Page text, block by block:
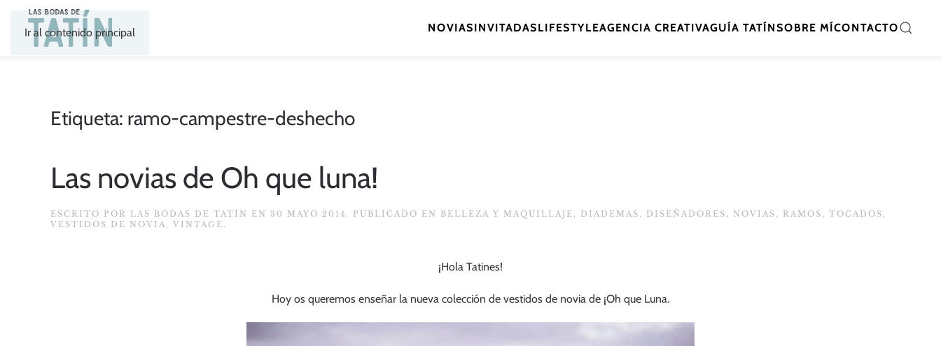
Ir al contenido principal NOVIASINVITADASLIFESTYLEAGENCIA CREATIVAGUÍA TATÍNSOBRE MÍCONTACTO
Etiqueta: ramo-campestre-deshecho
Las novias de Oh que luna!
ESCRITO POR LAS BODAS DE TATÍN EN 30 MAYO 2014 . PUBLICADO EN BELLEZA Y MAQUILLAJE , DIADEMAS , DISEÑADORES , NOVIAS , RAMOS , TOCADOS ,
VESTIDOS DE NOVIA , VINTAGE .
¡Hola Tatines!
Hoy os queremos enseñar la nueva colección de vestidos de novia de ¡Oh que Luna.